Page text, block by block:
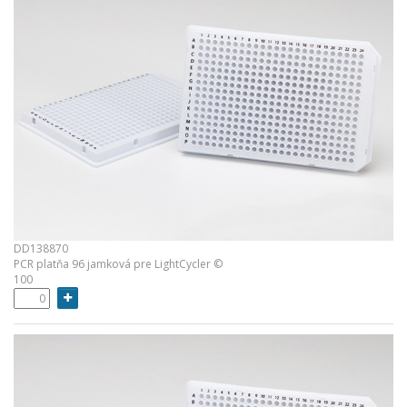
DD138870
PCR platňa 96 jamková pre LightCycler ©
100